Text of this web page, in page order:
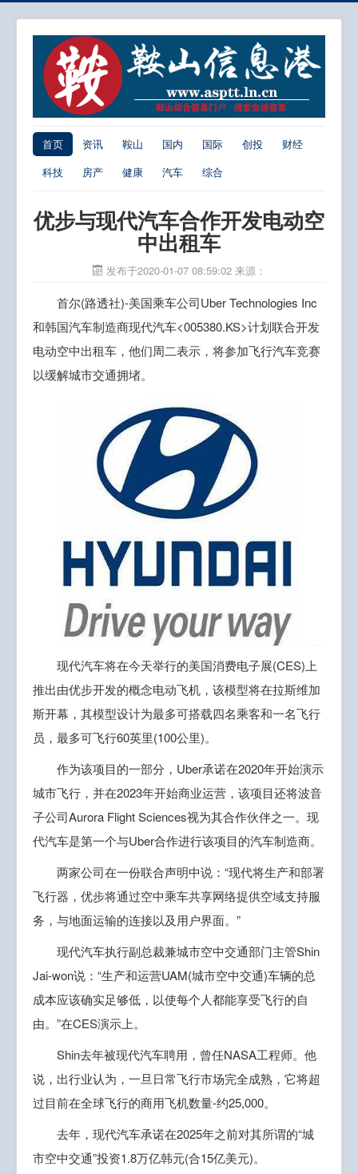
首页 资讯 鞍山 国内 国际 创投
财经
科技
房产 健康 汽车 综合
优步与现代汽车合作开发电动空
中出租车
发布于2020-01-07 08:59:02 来源：
首尔(路透社)-美国乘车公司Uber Technologies Inc
和韩国汽车制造商现代汽车<005380.KS>计划联合开发
电动空中出租车，他们周二表示，将参加飞行汽车竞赛
以缓解城市交通拥堵。
现代汽车将在今天举行的美国消费电子展(CES)上
推出由优步开发的概念电动飞机，该模型将在拉斯维加
斯开幕，其模型设计为最多可搭载四名乘客和一名飞行
员，最多可飞行60英里(100公里)。
作为该项目的一部分，Uber承诺在2020年开始演示
城市飞行，并在2023年开始商业运营，该项目还将波音
子公司Aurora Flight Sciences视为其合作伙伴之一。现
代汽车是第一个与Uber合作进行该项目的汽车制造商。
两家公司在一份联合声明中说：“现代将生产和部署
飞行器，优步将通过空中乘车共享网络提供空域支持服
务，与地面运输的连接以及用户界面。”
现代汽车执行副总裁兼城市空中交通部门主管Shin
Jai-won说：“生产和运营UAM(城市空中交通)车辆的总
成本应该确实足够低，以使每个人都能享受飞行的自
由。”在CES演示上。
Shin去年被现代汽车聘用，曾任NASA工程师。他
说，出行业认为，一旦日常飞行市场完全成熟，它将超
过目前在全球飞行的商用飞机数量-约25,000。
去年，现代汽车承诺在2025年之前对其所谓的“城
市空中交通”投资1.8万亿韩元(合15亿美元)。